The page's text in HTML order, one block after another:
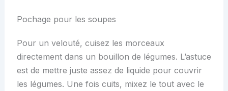
Pochage pour les soupes
Pour un velouté, cuisez les morceaux
directement dans un bouillon de légumes. L’astuce
est de mettre juste assez de liquide pour couvrir
les légumes. Une fois cuits, mixez le tout avec le